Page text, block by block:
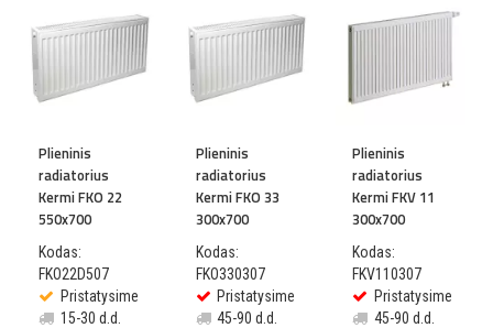
Plieninis
radiatorius
Kermi FKO 22
550x700
Kodas:
FKO22D507
Pristatysime
15-30 d.d.
Plieninis
radiatorius
Kermi FKO 33
300x700
Kodas:
FKO330307
Pristatysime
45-90 d.d.
Plieninis
radiatorius
Kermi FKV 11
300x700
Kodas:
FKV110307
Pristatysime
45-90 d.d.